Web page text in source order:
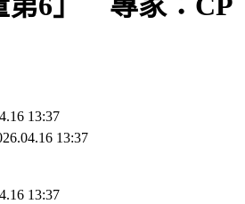
13:37
13:37
13:37